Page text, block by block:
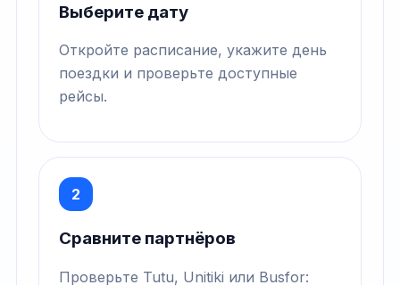
Выберите дату
Откройте расписание, укажите день
поездки и проверьте доступные
рейсы.
2
Сравните партнёров
Проверьте Tutu, Unitiki или Busfor: